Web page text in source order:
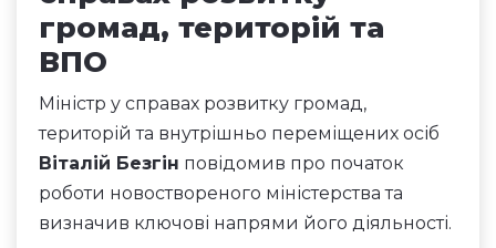
громад, територій та
ВПО
Міністр у справах розвитку громад,
територій та внутрішньо переміщених осіб
Віталій Безгін повідомив про початок
роботи новоствореного міністерства та
визначив ключові напрями його діяльності.